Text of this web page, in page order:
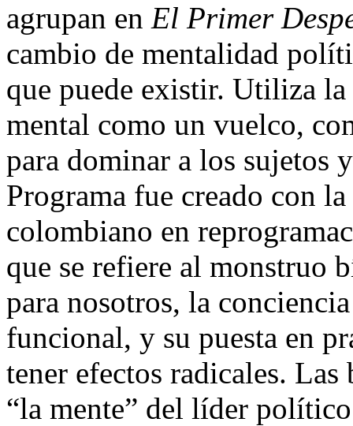
agrupan en El Primer
cambio de mentalidad
que puede existir. Utiliza
mental como un vuelco,
para dominar a los sujetos
Programa fue creado con
colombiano en
que se refiere al monstruo
para nosotros, la
funcional, y su puesta en
tener efectos radicales.
“la mente” del líder